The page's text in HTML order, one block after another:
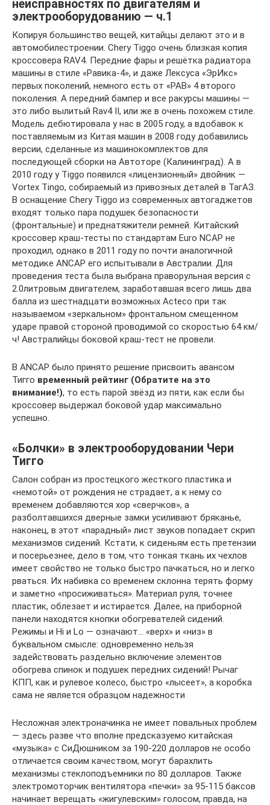
неисправностях по двигателям и
электрооборудованию — ч.1
Копируя большинство вещей, китайцы делают это и в
автомобилестроении. Chery Tiggo очень близкая копия
кроссовера RAV4. Передние фары и решётка радиатора
машины в стиле «Равика-4», и даже Лексуса «ЭрИкс»
первых поколений, немного есть от «РАВ» 4 второго
поколения. А передний бампер и все ракурсы машины —
это либо вылитый Rav4 II, или же в очень похожем стиле.
Модель дебютировала у нас в 2005 году, а вдобавок к
поставляемым из Китая машин в 2008 году добавились
версии, сделанные из машинокомплектов для
последующей сборки на Автоторе (Калининград). А в
2010 году у Tiggo появился «лицензионный» двойник —
Vortex Tingo, собираемый из привозных деталей в ТагАЗ.
В оснащение Chery Tiggo из современных автогаджетов
входят только пара подушек безопасности
(фронтальные) и преднатяжители ремней. Китайский
кроссовер краш-тесты по стандартам Euro NCAP не
проходил, однако в 2011 году по почти аналогичной
методике ANCAP его испытывали в Австралии. Для
проведения теста была выбрана праворульная версия с
2.0литровым двигателем, заработавшая всего лишь два
балла из шестнадцати возможных Acteco при так
называемом «зеркальном» фронтальном смещенном
ударе правой стороной проводимой со скоростью 64 км/
ч! Австралийцы боковой краш-тест не провели.
В ANCAP было принято решение присвоить авансом
Тигго временный рейтинг (Обратите на это
внимание!), то есть парой звёзд из пяти, как если бы
кроссовер выдержал боковой удар максимально
успешно.
«Болчки» в электрооборудовании Чери
Тигго
Салон собран из простецкого жесткого пластика и
«немотой» от рождения не страдает, а к нему со
временем добавляются хор «сверчков», а
разболтавшихся дверные замки усиливают бряканье,
наконец, в этот «парадный» лист звуков попадает скрип
механизмов сидений. Кстати, к сиденьям есть претензии
и посерьезнее, дело в том, что тонкая ткань их чехлов
имеет свойство не только быстро пачкаться, но и легко
рваться. Их набивка со временем склонна терять форму
и заметно «просиживаться». Материал руля, точнее
пластик, облезает и истирается. Далее, на приборной
панели находятся кнопки обогревателей сидений.
Режимы и Hi и Lo — означают… «верх» и «низ» в
буквальном смысле: одновременно нельзя
задействовать раздельно включение элементов
обогрева спинок и подушек передних сидений! Рычаг
КПП, как и рулевое колесо, быстро «лысеет», а коробка
сама не является образцом надежности
Несложная электроначинка не имеет повальных проблем
— здесь разве что вполне предсказуемо китайская
«музыка» с СиДюшником за 190-220 долларов не особо
отличается своим качеством, могут барахлить
механизмы стеклоподъемники по 80 долларов. Также
электромоторчик вентилятора «печки» за 95-115 баксов
начинает верещать «жигулевским» голосом, правда, на